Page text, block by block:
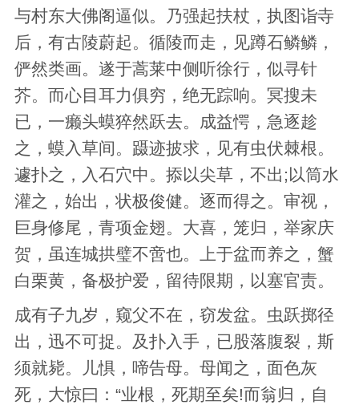
与村东大佛阁逼似。乃强起扶杖，执图诣寺
后，有古陵蔚起。循陵而走，见蹲石鳞鳞，
俨然类画。遂于蒿莱中侧听徐行，似寻针
芥。而心目耳力俱穷，绝无踪响。冥搜未
已，一癞头蟆猝然跃去。成益愕，急逐趁
之，蟆入草间。蹑迹披求，见有虫伏棘根。
遽扑之，入石穴中。掭以尖草，不出;以筒水
灌之，始出，状极俊健。逐而得之。审视，
巨身修尾，青项金翅。大喜，笼归，举家庆
贺，虽连城拱璧不啻也。上于盆而养之，蟹
白栗黄，备极护爱，留待限期，以塞官责。
成有子九岁，窥父不在，窃发盆。虫跃掷径
出，迅不可捉。及扑入手，已股落腹裂，斯
须就毙。儿惧，啼告母。母闻之，面色灰
死，大惊曰：“业根，死期至矣!而翁归，自